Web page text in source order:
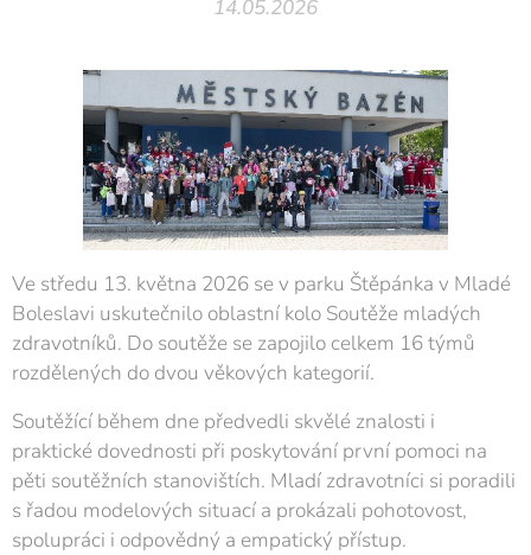
14.05.2026
Ve středu 13. května 2026 se v parku Štěpánka v Mladé
Boleslavi uskutečnilo oblastní kolo Soutěže mladých
zdravotníků. Do soutěže se zapojilo celkem 16 týmů
rozdělených do dvou věkových kategorií.
Soutěžící během dne předvedli skvělé znalosti i
praktické dovednosti při poskytování první pomoci na
pěti soutěžních stanovištích. Mladí zdravotníci si poradili
s řadou modelových situací a prokázali pohotovost,
spolupráci i odpovědný a empatický přístup.